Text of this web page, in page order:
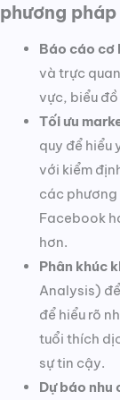
phương
Báo cáo cơ
và trực
vực, biểu
Tối ưu
quy để hiểu
với kiểm
các phương
Facebook
hơn.
Phân khúc
Analysis)
để hiểu rõ
tuổi thích
sự tin cậy.
Dự báo